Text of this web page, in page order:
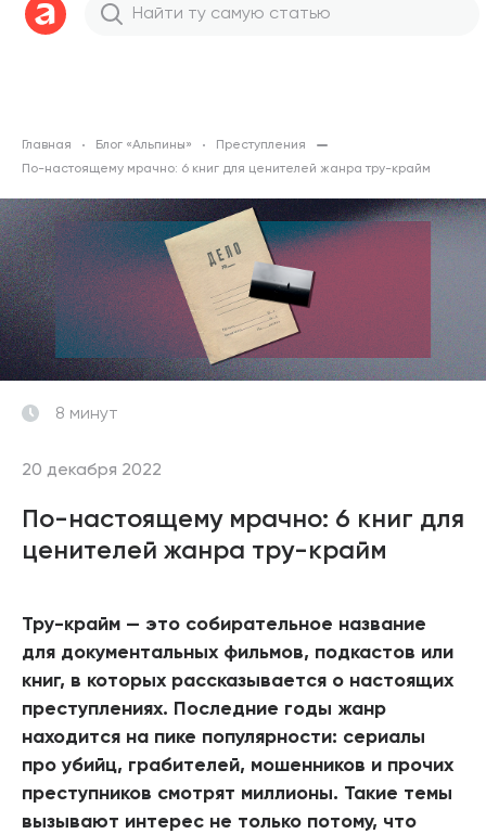
Главная Блог «Альпины»
Преступления
По-настоящему мрачно: 6 книг для ценителей жанра тру-крайм
20 декабря 2022
8 минут
По-настоящему мрачно: 6 книг для
ценителей жанра тру-крайм
Тру-крайм — это собирательное название
для документальных фильмов, подкастов или
книг, в которых рассказывается о настоящих
преступлениях. Последние годы жанр
находится на пике популярности: сериалы
про убийц, грабителей, мошенников и прочих
преступников смотрят миллионы. Такие темы
вызывают интерес не только потому, что